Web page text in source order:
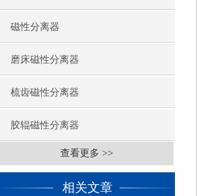
磁性分离器
磨床磁性分离器
梳齿磁性分离器
胶辊磁性分离器
查看更多 >>
相关文章